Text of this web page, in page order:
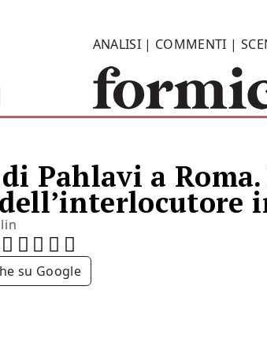
ANALISI | COMMENTI |
Pahlavi a
su Google